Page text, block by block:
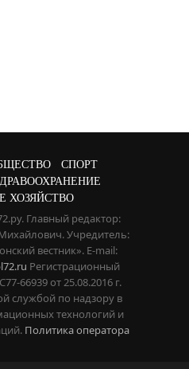
СПОРТ
ХОЗЯЙСТВО
Главный редактор:
Учредитель:
вестник». E-mail:
Регистрационный
66939 от 25.08.2016 г.
службой по надзору в
технологий и
Политика оператора